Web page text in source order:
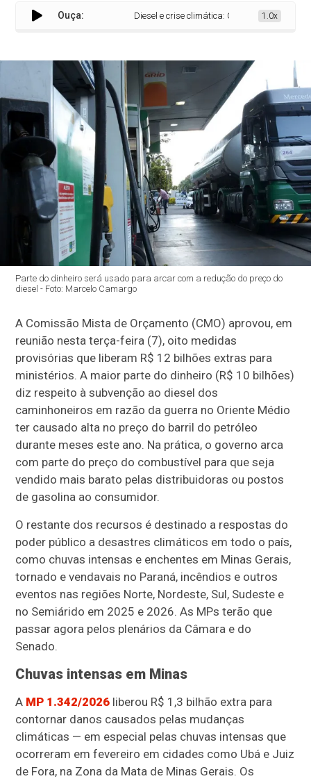
Ouça: Diesel e crise climática: CMO confirma mais
1.0x
Parte do dinheiro será usado para arcar com a redução do preço do
diesel - Foto: Marcelo Camargo
A Comissão Mista de Orçamento (CMO) aprovou, em
reunião nesta terça-feira (7), oito medidas
provisórias que liberam R$ 12 bilhões extras para
ministérios. A maior parte do dinheiro (R$ 10 bilhões)
diz respeito à subvenção ao diesel dos
caminhoneiros em razão da guerra no Oriente Médio
ter causado alta no preço do barril do petróleo
durante meses este ano. Na prática, o governo arca
com parte do preço do combustível para que seja
vendido mais barato pelas distribuidoras ou postos
de gasolina ao consumidor.
O restante dos recursos é destinado a respostas do
poder público a desastres climáticos em todo o país,
como chuvas intensas e enchentes em Minas Gerais,
tornado e vendavais no Paraná, incêndios e outros
eventos nas regiões Norte, Nordeste, Sul, Sudeste e
no Semiárido em 2025 e 2026. As MPs terão que
passar agora pelos plenários da Câmara e do
Senado.
Chuvas intensas em Minas
A MP 1.342/2026 liberou R$ 1,3 bilhão extra para
contornar danos causados pelas mudanças
climáticas — em especial pelas chuvas intensas que
ocorreram em fevereiro em cidades como Ubá e Juiz
de Fora, na Zona da Mata de Minas Gerais. Os